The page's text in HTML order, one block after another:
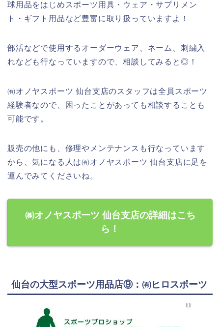
球用品をはじめスポーツ用具・ウェア・サプリメン
ト・ギフト用品など豊富に取り扱っていますよ！
部活などで使用するオーダーウェア、ネーム、刺繍入
れなども行なっていますので、相談してみると◎！
㈲オノヤスポーツ 仙台支店のスタッフは全員スポーツ
経験者なので、困ったことがあっても相談することも
可能です。
販売の他にも、修理やメンテナンスも行なっています
から、気になる人は㈲オノヤスポーツ 仙台支店に足を
運んでみてくださいね。
㈱オノヤスポーツ 仙台支店の詳細はこち
ら！
仙台の大型スポーツ用品店⑨：㈲ヒロスポーツ